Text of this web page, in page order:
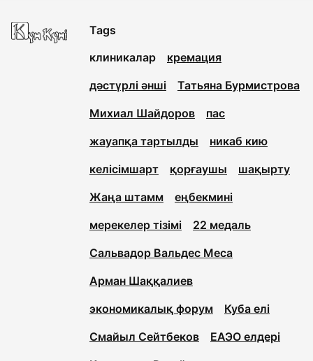
Tags
клиникалар
кремация
дәстүрлі әнші
Татьяна Бурмистрова
Михиал Шайдоров
пас
жауапқа тартылды
никаб кию
келісімшарт
қорғаушы
шақырту
Жаңа штамм
еңбекмині
мерекелер тізімі
22 медаль
Сальвадор Вальдес Меса
Арман Шаққалиев
экономикалық форум
Куба елі
Смайыл Сейтбеков
ЕАЭО елдері